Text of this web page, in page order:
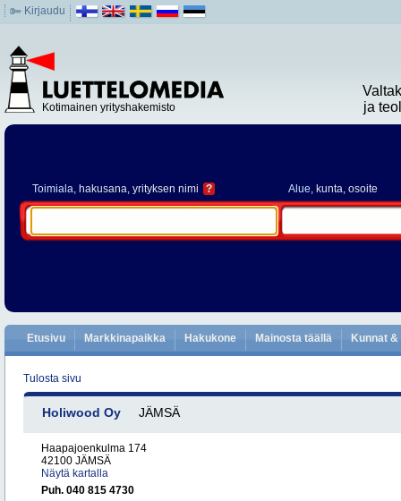
Kirjaudu
Kotimainen yrityshakemisto
ja
Toimiala, hakusana, yrityksen nimi ? Alue, kunta, osoite
Etusivu Markkinapaikka Hakukone Mainosta täällä Kunnat
Tulosta sivu
Holiwood Oy JÄMSÄ
Haapajoenkulma 174
42100 JÄMSÄ
Näytä kartalla
Puh. 040 815 4730